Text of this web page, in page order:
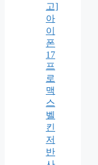
고]
아
이
폰
17
프
로
맥
스
벨
킨
저
반